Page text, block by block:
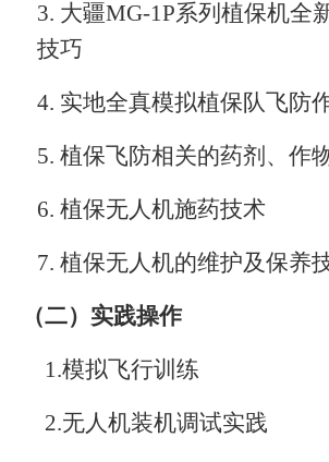
3. 大疆MG-1P系列植保机全
技巧
4. 实地全真模拟植保队飞防
5. 植保飞防相关的药剂、作
6. 植保无人机施药技术
7. 植保无人机的维护及保养
（二）实践操作
1.模拟飞行训练
2.无人机装机调试实践